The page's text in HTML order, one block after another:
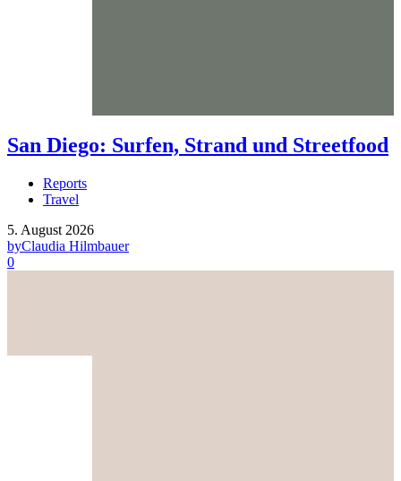
San Diego: Surfen, Strand und Streetfood
Reports
Travel
5. August 2026
byClaudia Hilmbauer
0